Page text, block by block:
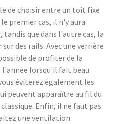
de choisir entre un toit fixe
premier cas, il n'y aura
tandis que dans l'autre cas, la
des rails. Avec une verrière
de profiter de la
lorsqu'il fait beau.
éviterez également les
peuvent apparaître au fil du
Enfin, il ne faut pas
une ventilation